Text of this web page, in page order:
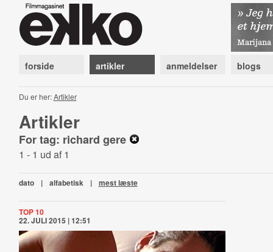
forside artikler anmeldelser blogs
Du er her:Artikler
Artikler
For tag: richard gere
1 - 1 ud af 1
dato | alfabetisk | mest læste
TOP 10
22. JULI 2015 | 12:51